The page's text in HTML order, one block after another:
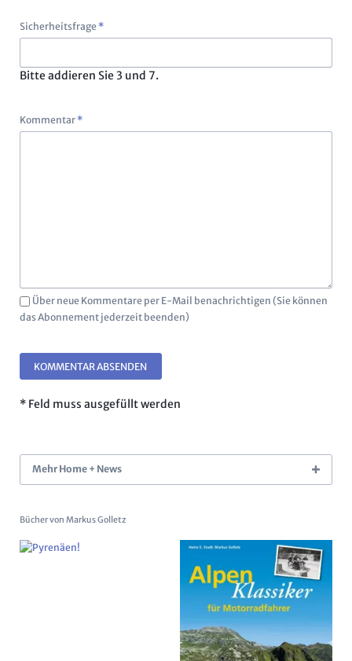
Pflichtfeld
Sicherheitsfrage *
Bitte addieren Sie 3 und 7.
Pflichtfeld
Kommentar *
Über neue Kommentare per E-Mail benachrichtigen (Sie können
das Abonnement jederzeit beenden)
KOMMENTAR ABSENDEN
* Feld muss ausgefüllt werden
Mehr Home + News
Bücher von Markus Golletz